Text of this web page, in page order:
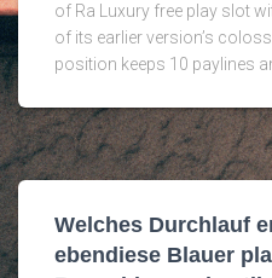
of Ra Luxury free play slot
of its earlier version’s
position keeps 10 paylines
Welches Durchlauf
ebendiese Blauer